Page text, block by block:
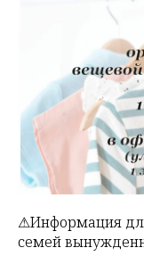
⚠Информация
семей